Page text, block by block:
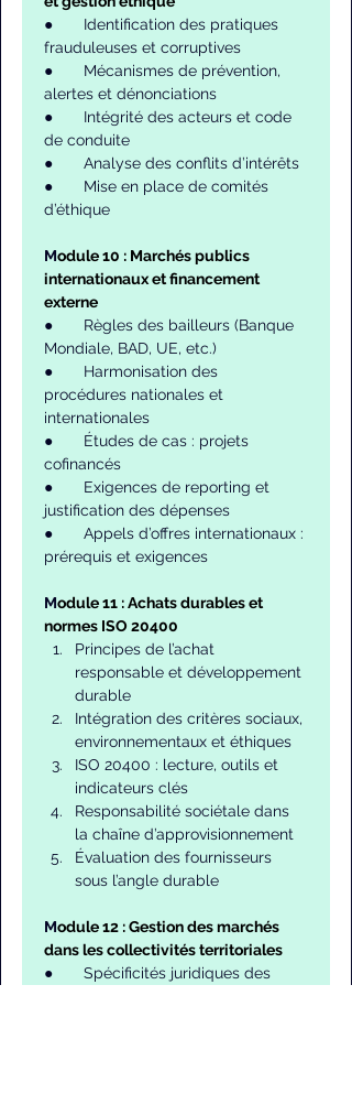
●       Identification des pratiques
frauduleuses et corruptives
●       Mécanismes de prévention,
alertes et dénonciations
●       Intégrité des acteurs et code
de conduite
●       Analyse des conflits d’intérêts
●       Mise en place de comités
d’éthique
Module 10 : Marchés publics
internationaux et financement
externe
●       Règles des bailleurs (Banque
Mondiale, BAD, UE, etc.)
●       Harmonisation des
procédures nationales et
internationales
●       Études de cas : projets
cofinancés
●       Exigences de reporting et
justification des dépenses
●       Appels d’offres internationaux :
prérequis et exigences
Module 11 : Achats durables et
normes ISO 20400
Principes de l’achat
responsable et développement
durable
Intégration des critères sociaux,
environnementaux et éthiques
ISO 20400 : lecture, outils et
indicateurs clés
Responsabilité sociétale dans
la chaîne d’approvisionnement
Évaluation des fournisseurs
sous l’angle durable
Module 12 : Gestion des marchés
dans les collectivités territoriales
●       Spécificités juridiques des